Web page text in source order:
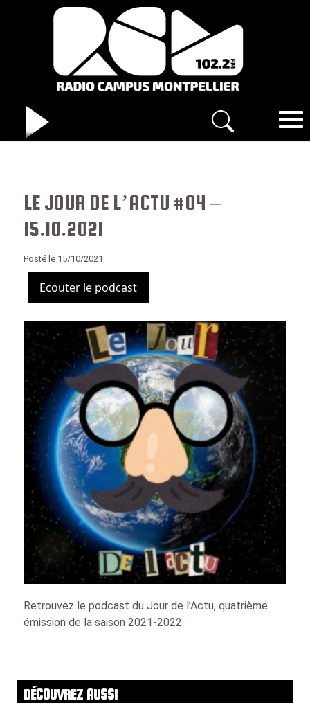
LE JOUR DE L’ACTU #04 –
15.10.2021
Posté le 15/10/2021
Ecouter le podcast
Retrouvez le podcast du Jour de l’Actu, quatrième
émission de la saison 2021-2022.
DÉCOUVREZ AUSSI